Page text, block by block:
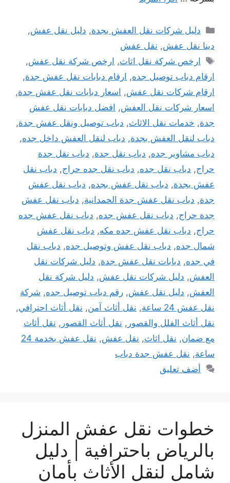
التصنيفات
دليل شركات نقل العفش بجدة, دليل نقل عفش,
دينا نقل عفش, نقل عفش
الوسوم
ارخص شركة نقل اثاث, ارخص شركة نقل عفش,
ارقام دباب توصيل جده, ارقام دبابات نقل عفش جدة,
ارقام شركات نقل عفش, اسعار دبابات نقل عفش جدة,
اسعار شركات نقل العفش, افضل دبابات نقل عفش
جدة, خدمات نقل الاثاث, دباب توصيل ونقل عفش جدة,
دباب لنقل العفش بجدة, دباب لنقل العفش داخل جده,
دباب مشاوير جده, دباب نقل جدة, دباب نقل جدة
حراج, دباب نقل جده, دباب نقل جده حراج, دباب نقل
عفش بجدة, دباب نقل عفش بجده, دباب نقل عفش
جدة, دباب نقل عفش جدة الحمدانية, دباب نقل عفش
جدة حراج, دباب نقل عفش جده, دباب نقل عفش جده
حراج, دباب نقل عفش جده مكه, دباب نقل عفش
شمال جده, دباب نقل عفش وتوصيل جده, دباب نقل
في جده, دبابات نقل عفش جدة, دليل شركات نقل
العفش, دليل شركات نقل عفش, دليل شركة نقل
العفش, دليل نقل عفش, رقم دباب توصيل جده, شركة
نقل عفش 24 ساعة
, نقل أثاث آمن, نقل أثاث احترافي,
نقل أثاث الفلل والقصور , نقل أثاث القصور , نقل أثاث
مع ضمان, نقل اثاث, نقل عفش,
نقل عفش بخدمة 24
ساعة, نقل عفش جدة دباب
أضف تعليق
خطوات نقل عفش المنزل
بالرياض باحترافية | دليل
شامل لنقل الأثاث بأمان